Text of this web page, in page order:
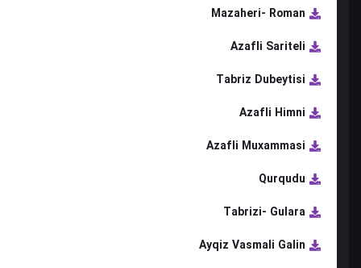
Mazaheri- Roman
Azafli Sariteli
Tabriz Dubeytisi
Azafli Himni
Azafli Muxammasi
Qurqudu
Tabrizi- Gulara
Ayqiz Vasmali Galin